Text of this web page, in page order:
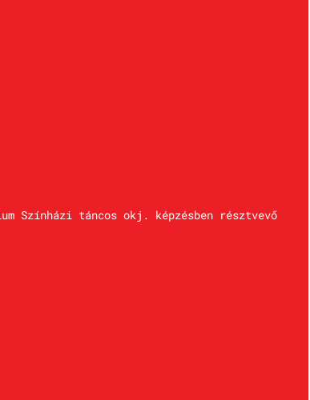
Színházi táncos okj. képzésben résztvevő